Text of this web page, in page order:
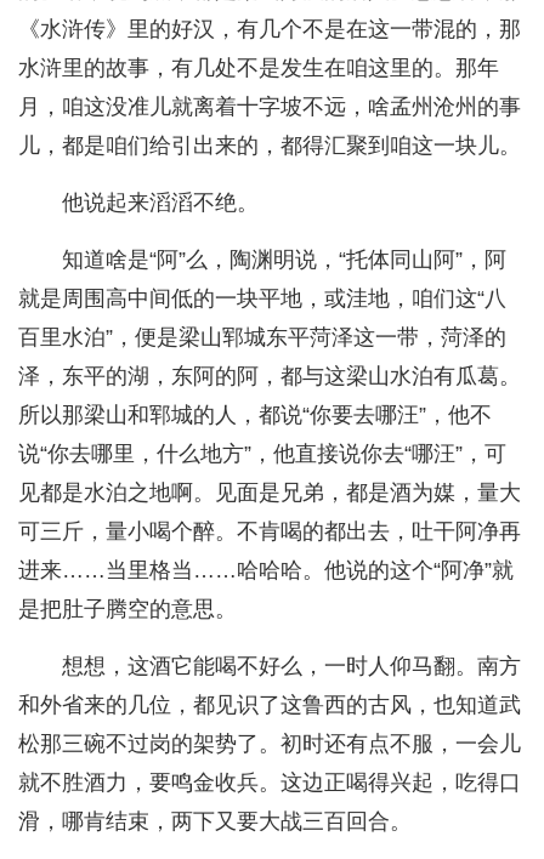
《水浒传》里的好汉，有几个不是在这一带混的，那
水浒里的故事，有几处不是发生在咱这里的。那年
月，咱这没准儿就离着十字坡不远，啥孟州沧州的事
儿，都是咱们给引出来的，都得汇聚到咱这一块儿。
他说起来滔滔不绝。
知道啥是“阿”么，陶渊明说，“托体同山阿”，阿
就是周围高中间低的一块平地，或洼地，咱们这“八
百里水泊”，便是梁山郓城东平菏泽这一带，菏泽的
泽，东平的湖，东阿的阿，都与这梁山水泊有瓜葛。
所以那梁山和郓城的人，都说“你要去哪汪”，他不
说“你去哪里，什么地方”，他直接说你去“哪汪”，可
见都是水泊之地啊。见面是兄弟，都是酒为媒，量大
可三斤，量小喝个醉。不肯喝的都出去，吐干阿净再
进来……当里格当……哈哈哈。他说的这个“阿净”就
是把肚子腾空的意思。
想想，这酒它能喝不好么，一时人仰马翻。南方
和外省来的几位，都见识了这鲁西的古风，也知道武
松那三碗不过岗的架势了。初时还有点不服，一会儿
就不胜酒力，要鸣金收兵。这边正喝得兴起，吃得口
滑，哪肯结束，两下又要大战三百回合。